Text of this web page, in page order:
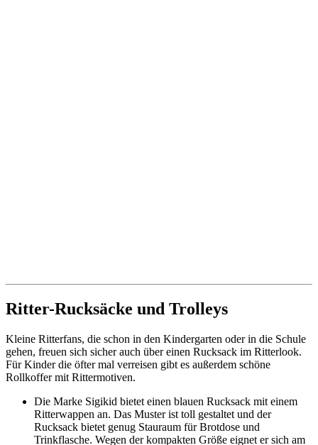
Ritter-Rucksäcke und Trolleys
Kleine Ritterfans, die schon in den Kindergarten oder in die Schule
gehen, freuen sich sicher auch über einen Rucksack im Ritterlook.
Für Kinder die öfter mal verreisen gibt es außerdem schöne
Rollkoffer mit Rittermotiven.
Die Marke Sigikid bietet einen blauen Rucksack mit einem
Ritterwappen an. Das Muster ist toll gestaltet und der
Rucksack bietet genug Stauraum für Brotdose und
Trinkflasche. Wegen der kompakten Größe eignet er sich am